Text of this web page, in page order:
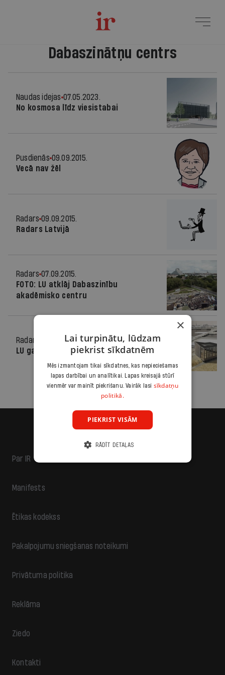
Dabaszinātņu centrs
Naudas idejas 07.05.2023.
No kosmosa līdz viesistabai
Pusdienās 09.09.2015.
Vecā nav žēl
Radars 09.09.2015.
Radars Latvijā
Radars 07.09.2015.
FOTO: LU atklāj Dabaszinību
akadēmisko centru
Radars
04.11.2011.
LU gatavojas lielai pārveidei
Par IR
Manifests
Ētikas kodekss
Pakalpojumu sniegšanas noteikumi
Privātuma politika
Reklāma
Ziedo
Kontakti
×
Lai turpinātu, lūdzam
piekrist sīkdatnēm
Mēs izmantojam tikai sīkdatnes, kas nepieciešamas
lapas darbībai un analītikai. Lapas kreisajā stūrī
vienmēr var mainīt piekrišanu. Vairāk lasi sīkdatņu
politikā.
PIEKRIST VISĀM
RĀDĪT DETAĻAS